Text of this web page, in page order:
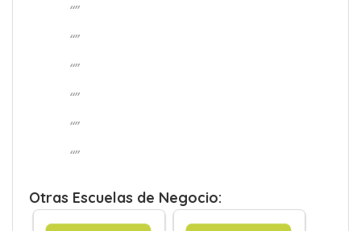
“”
“”
“”
“”
“”
“”
Otras Escuelas de Negocio: